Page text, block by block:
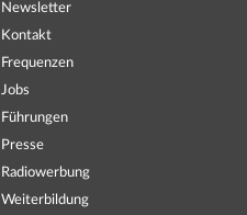
Newsletter
Kontakt
Frequenzen
Jobs
Führungen
Presse
Radiowerbung
Weiterbildung